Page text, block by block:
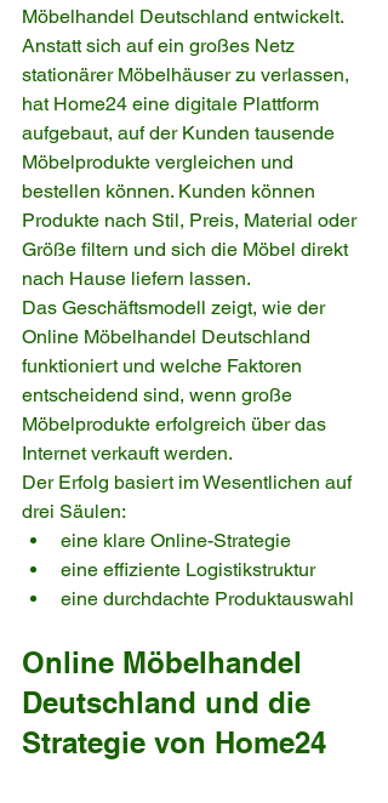
Möbelhandel Deutschland entwickelt.
Anstatt sich auf ein großes Netz
stationärer Möbelhäuser zu verlassen,
hat Home24 eine digitale Plattform
aufgebaut, auf der Kunden tausende
Möbelprodukte vergleichen und
bestellen können. Kunden können
Produkte nach Stil, Preis, Material oder
Größe filtern und sich die Möbel direkt
nach Hause liefern lassen.
Das Geschäftsmodell zeigt, wie der
Online Möbelhandel Deutschland
funktioniert und welche Faktoren
entscheidend sind, wenn große
Möbelprodukte erfolgreich über das
Internet verkauft werden.
Der Erfolg basiert im Wesentlichen auf
drei Säulen:
eine klare Online-Strategie
eine effiziente Logistikstruktur
eine durchdachte Produktauswahl
Online Möbelhandel
Deutschland und die
Strategie von Home24